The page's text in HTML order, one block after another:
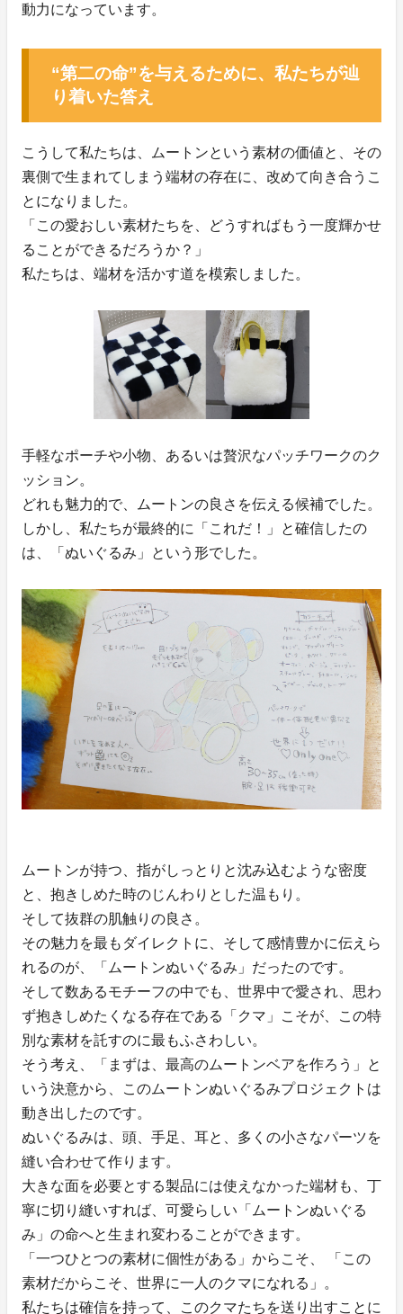
動力になっています。
“第二の命”を与えるために、私たちが辿
り着いた答え
こうして私たちは、ムートンという素材の価値と、その
裏側で生まれてしまう端材の存在に、改めて向き合うこ
とになりました。
「この愛おしい素材たちを、どうすればもう一度輝かせ
ることができるだろうか？」
私たちは、端材を活かす道を模索しました。
手軽なポーチや小物、あるいは贅沢なパッチワークのク
ッション。
どれも魅力的で、ムートンの良さを伝える候補でした。
しかし、私たちが最終的に「これだ！」と確信したの
は、「ぬいぐるみ」という形でした。
ムートンが持つ、指がしっとりと沈み込むような密度
と、抱きしめた時のじんわりとした温もり。
そして抜群の肌触りの良さ。
その魅力を最もダイレクトに、そして感情豊かに伝えら
れるのが、「ムートンぬいぐるみ」だったのです。
そして数あるモチーフの中でも、世界中で愛され、思わ
ず抱きしめたくなる存在である「クマ」こそが、この特
別な素材を託すのに最もふさわしい。
そう考え、「まずは、最高のムートンベアを作ろう」と
いう決意から、このムートンぬいぐるみプロジェクトは
動き出したのです。
ぬいぐるみは、頭、手足、耳と、多くの小さなパーツを
縫い合わせて作ります。
大きな面を必要とする製品には使えなかった端材も、丁
寧に切り縫いすれば、可愛らしい「ムートンぬいぐる
み」の命へと生まれ変わることができます。
「一つひとつの素材に個性がある」からこそ、 「この
素材だからこそ、世界に一人のクマになれる」。
私たちは確信を持って、このクマたちを送り出すことに